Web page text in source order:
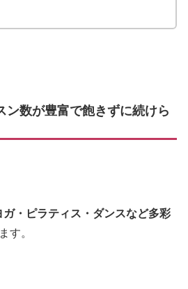
数が豊富で飽きずに続けら
ガ・ピラティス・ダンスなど多彩
す。